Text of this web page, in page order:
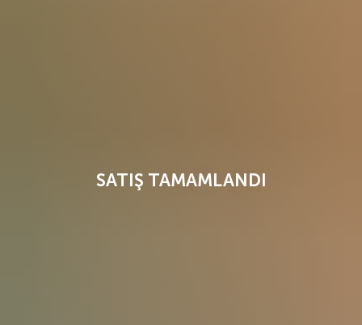
SATIŞ TAMAMLANDI